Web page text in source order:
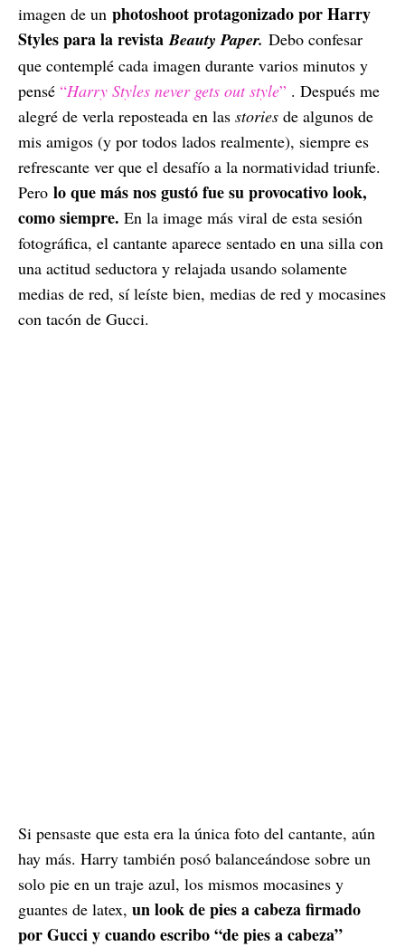
imagen de un photoshoot protagonizado por Harry
Styles para la revistaBeauty Paper. Debo confesar
que contemplé cada imagen durante varios minutos y
pensé “Harry Styles never gets out style” . Después me
alegré de verla reposteada en las stories de algunos de
mis amigos (y por todos lados realmente), siempre es
refrescante ver que el desafío a la normatividad triunfe.
Pero lo que más nos gustó fue su provocativo look,
como siempre. En la image más viral de esta sesión
fotográfica, el cantante aparece sentado en una silla con
una actitud seductora y relajada usando solamente
medias de red, sí leíste bien, medias de red y mocasines
con tacón de Gucci.
Si pensaste que esta era la única foto del cantante, aún
hay más. Harry también posó balanceándose sobre un
solo pie en un traje azul, los mismos mocasines y
guantes de latex, un look de pies a cabeza firmado
por Gucci y cuando escribo “de pies a cabeza”